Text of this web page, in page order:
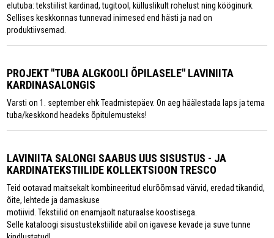
elutuba: tekstiilist kardinad, tugitool, külluslikult rohelust ning kööginurk.
Sellises keskkonnas tunnevad inimesed end hästi ja nad on
produktiivsemad.
PROJEKT "TUBA ALGKOOLI ÕPILASELE" LAVINIITA
KARDINASALONGIS
Varsti on 1. september ehk Teadmistepäev. On aeg häälestada laps ja tema
tuba/keskkond headeks õpitulemusteks!
LAVINIITA SALONGI SAABUS UUS SISUSTUS - JA
KARDINATEKSTIILIDE KOLLEKTSIOON TRESCO
Teid ootavad maitsekalt kombineeritud elurõõmsad värvid, eredad tikandid,
õite, lehtede ja damaskuse
motiivid. Tekstiilid on enamjaolt naturaalse koostisega.
Selle kataloogi sisustustekstiilide abil on igavese kevade ja suve tunne